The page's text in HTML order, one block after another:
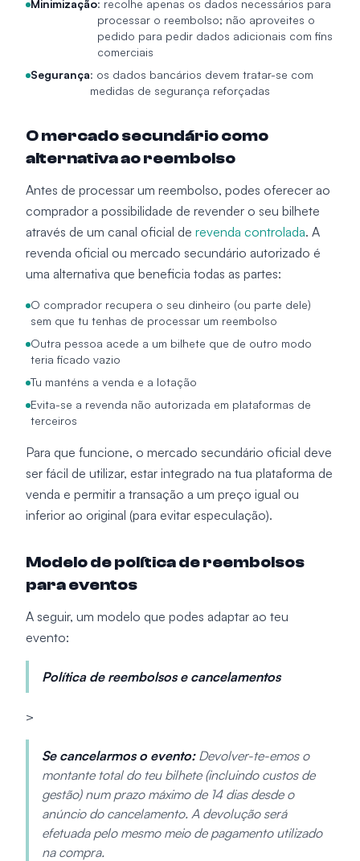
Minimização: recolhe apenas os dados necessários para
processar o reembolso; não aproveites o
pedido para pedir dados adicionais com fins
comerciais
Segurança: os dados bancários devem tratar-se com
medidas de segurança reforçadas
O mercado secundário como
alternativa ao reembolso
Antes de processar um reembolso, podes oferecer ao
comprador a possibilidade de revender o seu bilhete
através de um canal oficial de revenda controlada. A
revenda oficial ou mercado secundário autorizado é
uma alternativa que beneficia todas as partes:
O comprador recupera o seu dinheiro (ou parte dele)
sem que tu tenhas de processar um reembolso
Outra pessoa acede a um bilhete que de outro modo
teria ficado vazio
Tu manténs a venda e a lotação
Evita-se a revenda não autorizada em plataformas de
terceiros
Para que funcione, o mercado secundário oficial deve
ser fácil de utilizar, estar integrado na tua plataforma de
venda e permitir a transação a um preço igual ou
inferior ao original (para evitar especulação).
Modelo de política de reembolsos
para eventos
A seguir, um modelo que podes adaptar ao teu
evento:
Política de reembolsos e cancelamentos
>
Se cancelarmos o evento:Devolver-te-emos o
montante total do teu bilhete (incluindo custos de
gestão) num prazo máximo de 14 dias desde o
anúncio do cancelamento. A devolução será
efetuada pelo mesmo meio de pagamento utilizado
na compra.